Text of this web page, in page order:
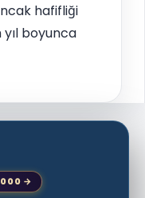
hafifliği
yıl boyunca
→